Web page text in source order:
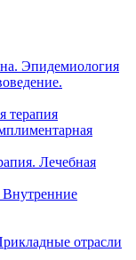
Эпидемиология
терапия
Лечебная
отрасли